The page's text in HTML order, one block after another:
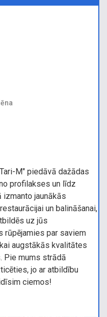
M" piedāvā dažādas
profilakses un līdz
izmanto jaunākās
un balināšanai,
uz jūs
rūpējamies par saviem
augstākās kvalitātes
Pie mums strādā
jo ar atbildību
ciemos!